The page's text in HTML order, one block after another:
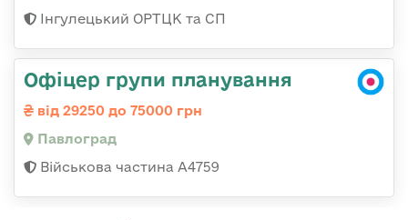
Інгулецький ОРТЦК та СП
Офіцер групи планування
від 29250 до 75000 грн
Павлоград
Військова частина А4759